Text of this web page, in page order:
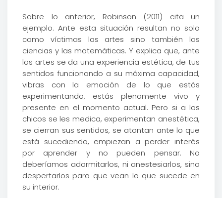
Sobre lo anterior, Robinson (2011) cita un
ejemplo. Ante esta situación resultan no solo
como víctimas las artes sino también las
ciencias y las matemáticas. Y explica que, ante
las artes se da una experiencia estética, de tus
sentidos funcionando a su máxima capacidad,
vibras con la emoción de lo que estás
experimentando, estás plenamente vivo y
presente en el momento actual. Pero si a los
chicos se les medica, experimentan anestética,
se cierran sus sentidos, se atontan ante lo que
está sucediendo, empiezan a perder interés
por aprender y no pueden pensar. No
deberíamos adormitarlos, ni anestesiarlos, sino
despertarlos para que vean lo que sucede en
su interior.